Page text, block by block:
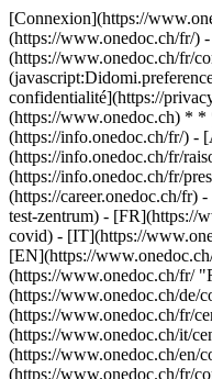
[Connexion](https://
(https://www.onedoc.ch/fr/)
(https://www.onedoc.ch/fr/
confidentialité](https://
(https://www.onedoc.ch) * *
(https://info.onedoc.ch/fr/) -
(https://info.onedoc.ch/fr/
(https://info.onedoc.ch/fr/
(https://career.onedoc.ch/fr) -
test-zentrum) - [FR](https://
covid) - [IT](https://
[EN](https://
(https://www.onedoc.ch/fr/
(https://www.onedoc.ch/de/
(https://www.onedoc.ch/fr/
(https://www.onedoc.ch/it/
(https://www.onedoc.ch/en/
(https://www.onedoc.ch/fr/